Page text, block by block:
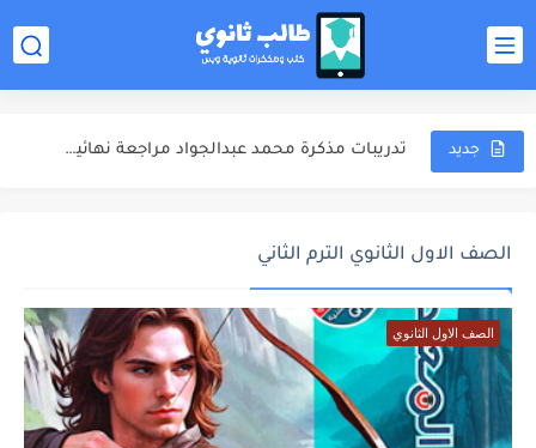
جديد تدريبات مذكرة محمد عبدالجواد مراجعة نهائية كيمياء للصف الثالث الثانوي...
مهارات دخول الامتحان كتاب مندليف كيمياء مراجعة نهائية للصف الثالث...
كتاب مندليف كيمياء مراجعة نهائية للصف الثالث الثانوي 2025
كتاب الوافي كيمياء مراجعة نهائية للصف الثالث الثانوي 2025
الصف الاول الثانوي الترم الثاني
الصف الاول الثانوي